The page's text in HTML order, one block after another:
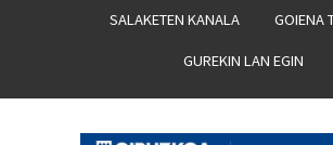
SALAKETEN KANALA GOIENA
GUREKIN LAN EGIN